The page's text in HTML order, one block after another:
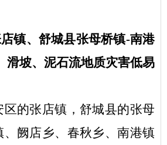
镇、舒城县张母桥镇-南港
滑坡、泥石流地质灾害低易
区的张店镇，舒城县的张母
、阙店乡、春秋乡、南港镇